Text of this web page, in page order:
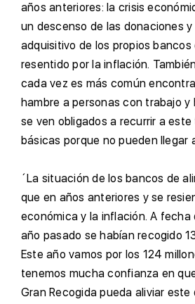
años anteriores: la crisis
un descenso de las donaciones y
adquisitivo de los propios
resentido por la inflación.
cada vez es más común
hambre a personas con trabajo y
se ven obligados a recurrir a
básicas porque no pueden llegar
´La situación de los bancos de
que en años anteriores y se
económica y la inflación. A fecha
año pasado se habían recogido
Este año vamos por los 124
tenemos mucha confianza en
Gran Recogida pueda aliviar este